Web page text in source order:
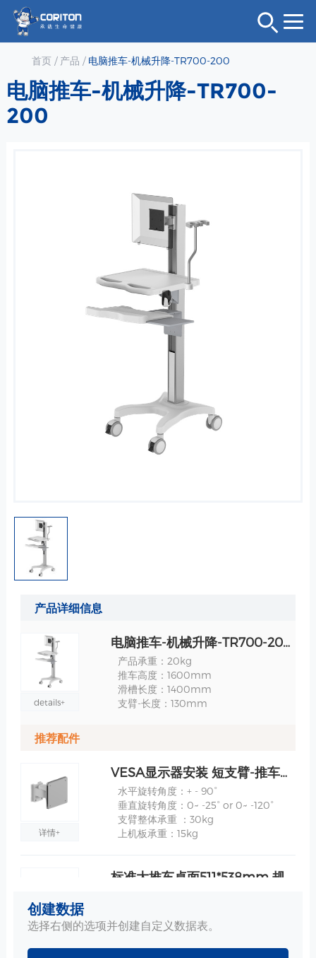
首页/ 产品 / 电脑推车-机械升降-TR700-200
电脑推车-机械升降-TR700-
200
产品详细信息
details+
电脑推车-机械升降-TR700-200 规格
产品承重：20kg
推车高度：1600mm
滑槽长度：1400mm
支臂-长度：130mm
推荐配件
详情+
VESA显示器安装 短支臂-推车上安装/麻醉机上安装 规格
水平旋转角度：+ - 90°
垂直旋转角度：0~ -25° or 0~ -120°
支臂整体承重 ：30kg
上机板承重：15kg
材质 : 钢板、ABS/PC
创建数据
选择右侧的选项并创建自定义数据表。